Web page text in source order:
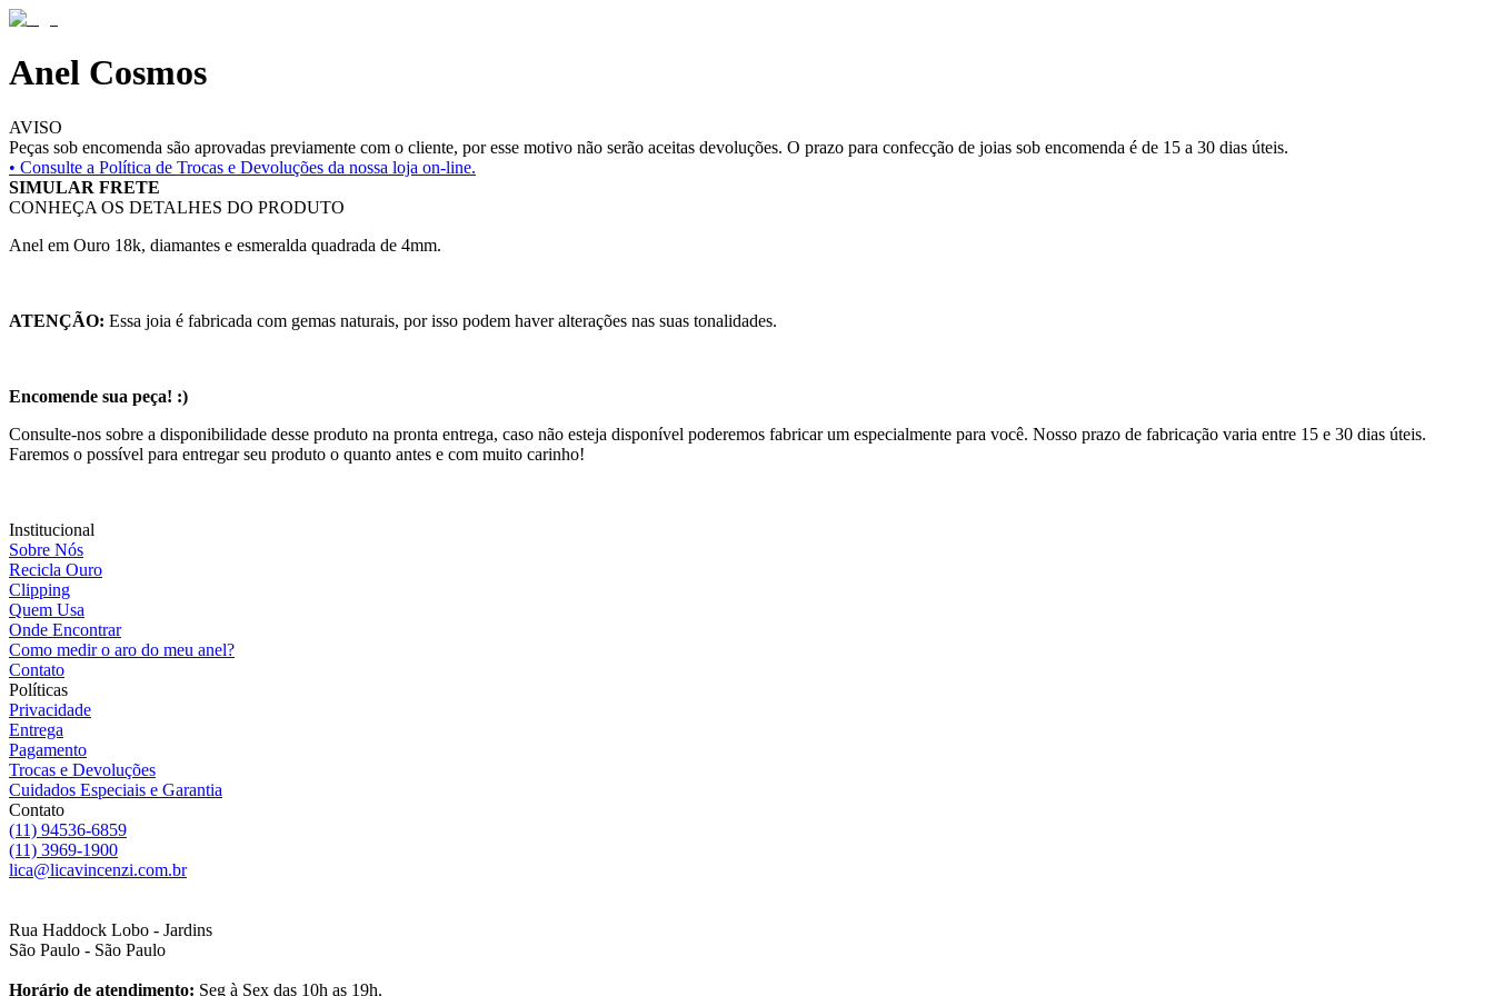
Anel Cosmos
AVISO
Peças sob encomenda são aprovadas previamente com o cliente, por esse motivo não serão aceitas devoluções. O prazo para confecção de joias sob encomenda é de 15 a 30 dias úteis.
• Consulte a Política de Trocas e Devoluções da nossa loja on-line.
SIMULAR FRETE
CONHEÇA OS DETALHES DO PRODUTO
Anel em Ouro 18k, diamantes e esmeralda quadrada de 4mm.
ATENÇÃO: Essa joia é fabricada com gemas naturais, por isso podem haver alterações nas suas tonalidades.
Encomende sua peça! :)
Consulte-nos sobre a disponibilidade desse produto na pronta entrega, caso não esteja disponível poderemos fabricar um especialmente para você. Nosso prazo de fabricação varia entre 15 e 30 dias úteis.
Faremos o possível para entregar seu produto o quanto antes e com muito carinho!
Institucional
Sobre Nós
Recicla Ouro
Clipping
Quem Usa
Onde Encontrar
Como medir o aro do meu anel?
Contato
Políticas
Privacidade
Entrega
Pagamento
Trocas e Devoluções
Cuidados Especiais e Garantia
Contato
(11) 94536-6859
(11) 3969-1900
lica@licavincenzi.com.br
Rua Haddock Lobo - Jardins
São Paulo - São Paulo
Horário de atendimento: Seg à Sex das 10h as 19h.